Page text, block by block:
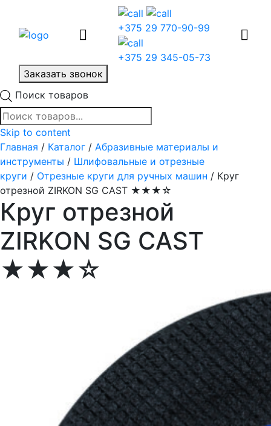
+375 29 770-90-99
+375 29 345-05-73
Заказать звонок
Поиск товаров
Skip to content
Главная / Каталог / Абразивные материалы и
инструменты / Шлифовальные и отрезные
круги / Отрезные круги для ручных машин / Круг
отрезной ZIRKON SG CAST ★★★☆
Круг отрезной
ZIRKON SG CAST
★★★☆